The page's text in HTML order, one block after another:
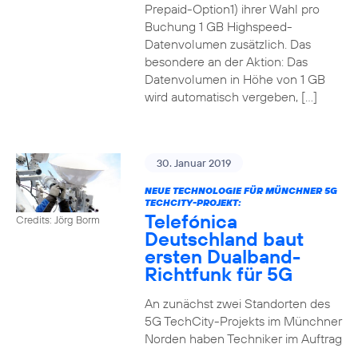
Prepaid-Option1) ihrer Wahl pro
Buchung 1 GB Highspeed-
Datenvolumen zusätzlich. Das
besondere an der Aktion: Das
Datenvolumen in Höhe von 1 GB
wird automatisch vergeben, […]
Credits: Jörg Borm
30. Januar 2019
NEUE TECHNOLOGIE FÜR MÜNCHNER 5G
TECHCITY-PROJEKT:
Telefónica
Deutschland baut
ersten Dualband-
Richtfunk für 5G
An zunächst zwei Standorten des
5G TechCity-Projekts im Münchner
Norden haben Techniker im Auftrag